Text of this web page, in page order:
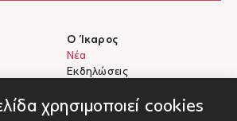
χρησιμοποιεί cookies
Ο Ίκαρος
Νέα
Εκδηλώσεις